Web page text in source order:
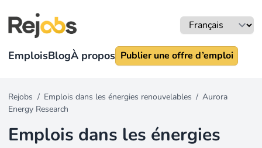
EmploisBlogÀ propos Publier une offre d’emploi
Rejobs / Emplois dans les énergies renouvelables / Aurora
Energy Research
Emplois dans les énergies